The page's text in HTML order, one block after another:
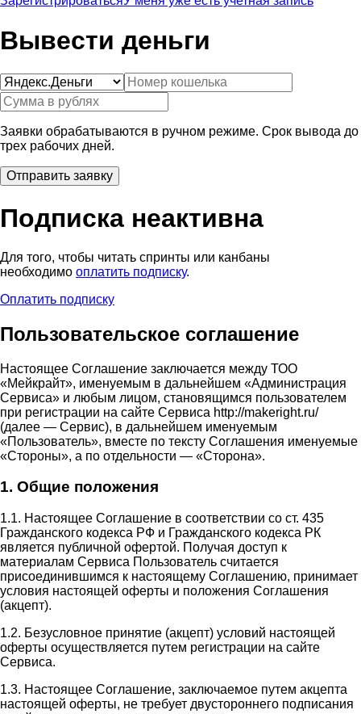
Вывести деньги
Заявки обрабатываются в ручном режиме. Срок вывода до
трех рабочих дней.
Подписка неактивна
Для того, чтобы читать спринты или канбаны
необходимо оплатить подписку.
Оплатить подписку
Пользовательское соглашение
Настоящее Соглашение заключается между ТОО
«Мейкрайт», именуемым в дальнейшем «Администрация
Сервиса» и любым лицом, становящимся пользователем
при регистрации на сайте Сервиса http://makeright.ru/
(далее — Сервис), в дальнейшем именуемым
«Пользователь», вместе по тексту Соглашения именуемые
«Стороны», а по отдельности — «Сторона».
1. Общие положения
1.1. Настоящее Соглашение в соответствии со ст. 435
Гражданского кодекса РФ и Гражданского кодекса РК
является публичной офертой. Получая доступ к
материалам Сервиса Пользователь считается
присоединившимся к настоящему Соглашению, принимает
условия настоящей оферты и положения Соглашения
(акцепт).
1.2. Безусловное принятие (акцепт) условий настоящей
оферты осуществляется путем регистрации на сайте
Сервиса.
1.3. Настоящее Соглашение, заключаемое путем акцепта
настоящей оферты, не требует двустороннего подписания